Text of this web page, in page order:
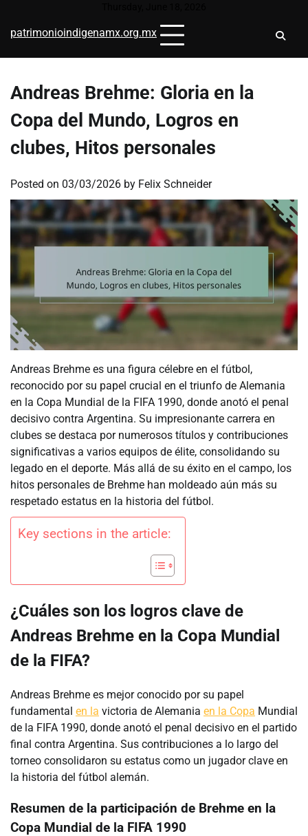
content
patrimonioindigenamx.org.mx
Andreas Brehme: Gloria en la
Copa del Mundo, Logros en
clubes, Hitos personales
Posted on 03/03/2026 by Felix Schneider
Andreas Brehme es una figura célebre en el fútbol,
reconocido por su papel crucial en el triunfo de Alemania
en la Copa Mundial de la FIFA 1990, donde anotó el penal
decisivo contra Argentina. Su impresionante carrera en
clubes se destaca por numerosos títulos y contribuciones
significativas a varios equipos de élite, consolidando su
legado en el deporte. Más allá de su éxito en el campo, los
hitos personales de Brehme han moldeado aún más su
respetado estatus en la historia del fútbol.
Key sections in the article:
¿Cuáles son los logros clave de
Andreas Brehme en la Copa Mundial
de la FIFA?
Andreas Brehme es mejor conocido por su papel
fundamental en la victoria de Alemania en la Copa Mundial
de la FIFA 1990, donde anotó el penal decisivo en el partido
final contra Argentina. Sus contribuciones a lo largo del
torneo consolidaron su estatus como un jugador clave en
la historia del fútbol alemán.
Resumen de la participación de Brehme en la
Copa Mundial de la FIFA 1990